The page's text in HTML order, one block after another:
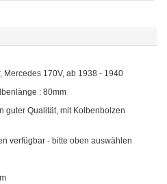
Mercedes 170V, ab 1938 - 1940
: 80mm
guter Qualität, mit Kolbenbolzen
verfügbar - bitte oben auswählen